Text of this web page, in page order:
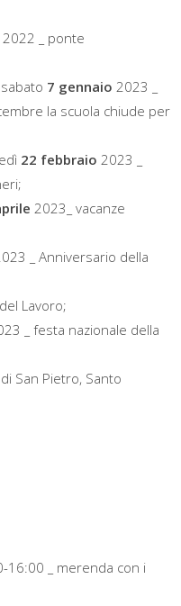
2022 _ ponte
7 gennaio 2023 _
la scuola chiude per
22 febbraio 2023 _
2023_ vacanze
_ Anniversario della
Lavoro;
_ festa nazionale della
San Pietro, Santo
16:00 _ merenda con i